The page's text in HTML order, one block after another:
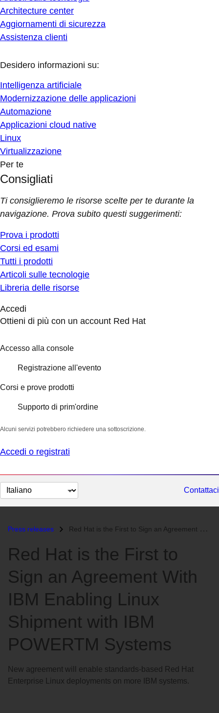
Architecture center
Aggiornamenti di sicurezza
Assistenza clienti
Desidero informazioni su:
Intelligenza artificiale
Modernizzazione delle applicazioni
Automazione
Applicazioni cloud native
Linux
Virtualizzazione
Per te
Consigliati
Ti consiglieremo le risorse scelte per te durante la
navigazione. Prova subito questi suggerimenti:
Prova i prodotti
Corsi ed esami
Tutti i prodotti
Articoli sulle tecnologie
Libreria delle risorse
Accedi
Ottieni di più con un account Red Hat
Accesso alla console
Registrazione all'evento
Corsi e prove prodotti
Supporto di prim'ordine
Alcuni servizi potrebbero richiedere una sottoscrizione.
Accedi o registrati
Cambia
lingua
Contattaci
Press releases Red Hat is the First to Sign an Agreement With IBM Enabling Linux Ship...
Red Hat is the First to
Sign an Agreement With
IBM Enabling Linux
Shipment with IBM
POWERTM Systems
New agreement will enable standards-based Red Hat
Enterprise Linux deployments on more IBM systems.